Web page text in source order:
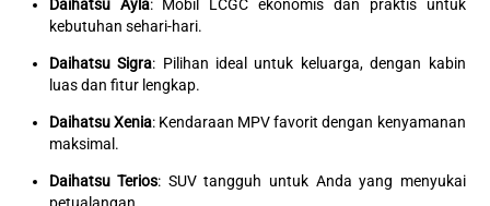
Daihatsu Ayla: Mobil LCGC ekonomis dan praktis untuk
kebutuhan sehari-hari.
Daihatsu Sigra: Pilihan ideal untuk keluarga, dengan kabin
luas dan fitur lengkap.
Daihatsu Xenia: Kendaraan MPV favorit dengan kenyamanan
maksimal.
Daihatsu Terios: SUV tangguh untuk Anda yang menyukai